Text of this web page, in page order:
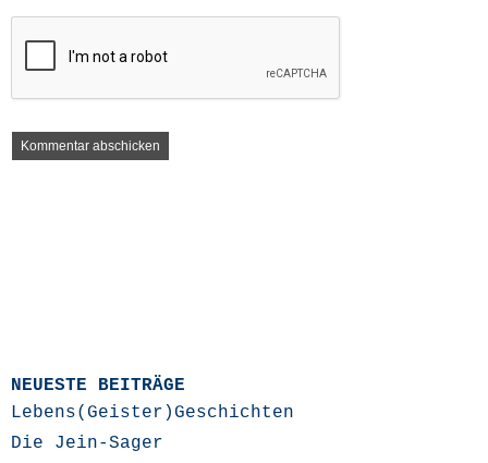
NEUESTE BEITRÄGE
Lebens(Geister)Geschichten
Die Jein-Sager